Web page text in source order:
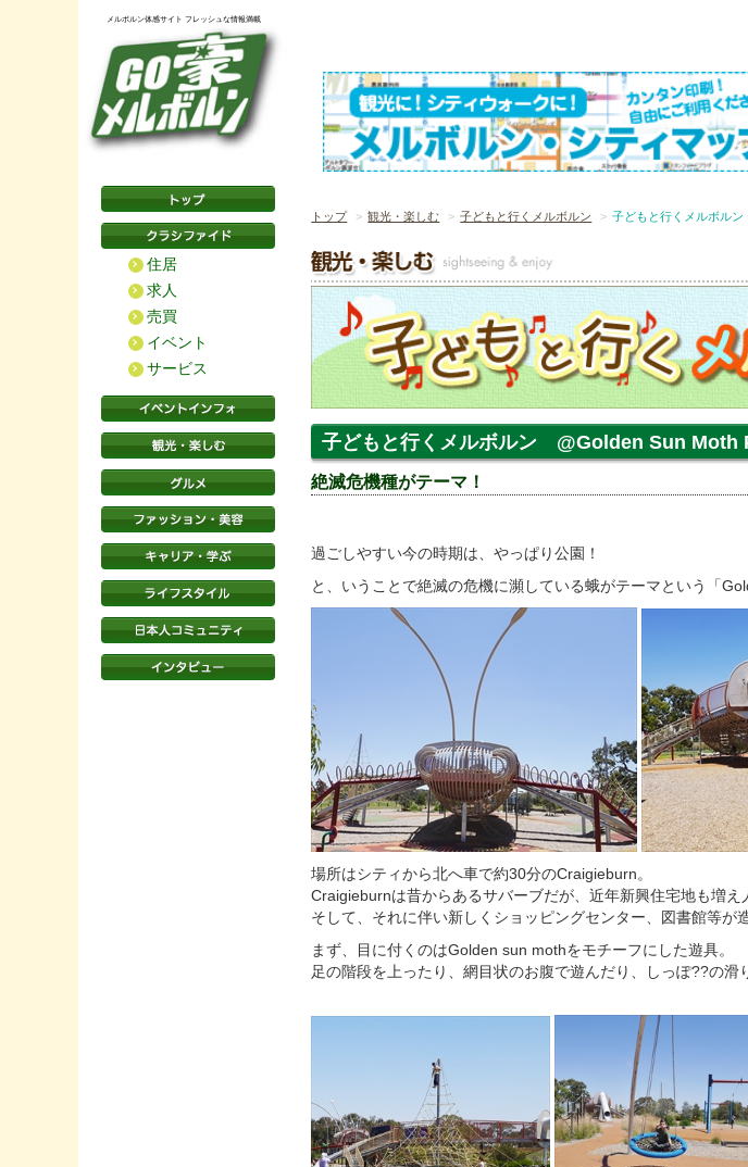
メルボルン体感サイト フレッシュな情報満載
住居
求人
売買
イベント
サービス
トップ 観光・楽しむ 子どもと行くメルボルン 子どもと行くメルボル
子どもと行くメルボルン @Golden Sun Moth
絶滅危機種がテーマ！
過ごしやすい今の時期は、やっぱり公園！
と、いうことで絶滅の危機に瀕している蛾がテーマという「
場所はシティから北へ車で約30分のCraigieburn。
Craigieburnは昔からあるサバーブだが、近年新興住宅地も増え
そして、それに伴い新しくショッピングセンター、図書館等が
まず、目に付くのはGolden sun mothをモチーフにした遊具。
足の階段を上ったり、網目状のお腹で遊んだり、しっぽ??の滑